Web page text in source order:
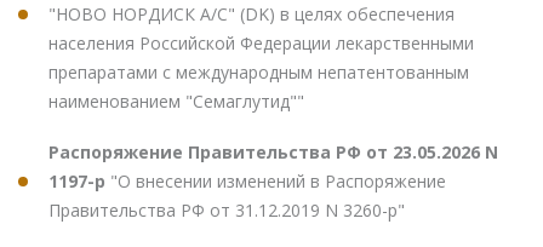
"НОВО НОРДИСК А/С" (DK) в целях обеспечения
населения Российской Федерации лекарственными
препаратами с международным непатентованным
наименованием "Семаглутид""
Распоряжение Правительства РФ от 23.05.2026 N
1197-р "О внесении изменений в Распоряжение
Правительства РФ от 31.12.2019 N 3260-р"